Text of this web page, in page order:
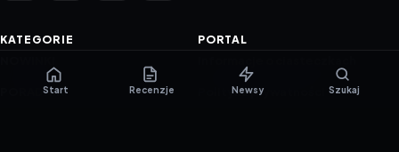
KATEGORIE
PORADNIKI
PORTAL
Polityka prywatności
Start Recenzje Newsy Szukaj